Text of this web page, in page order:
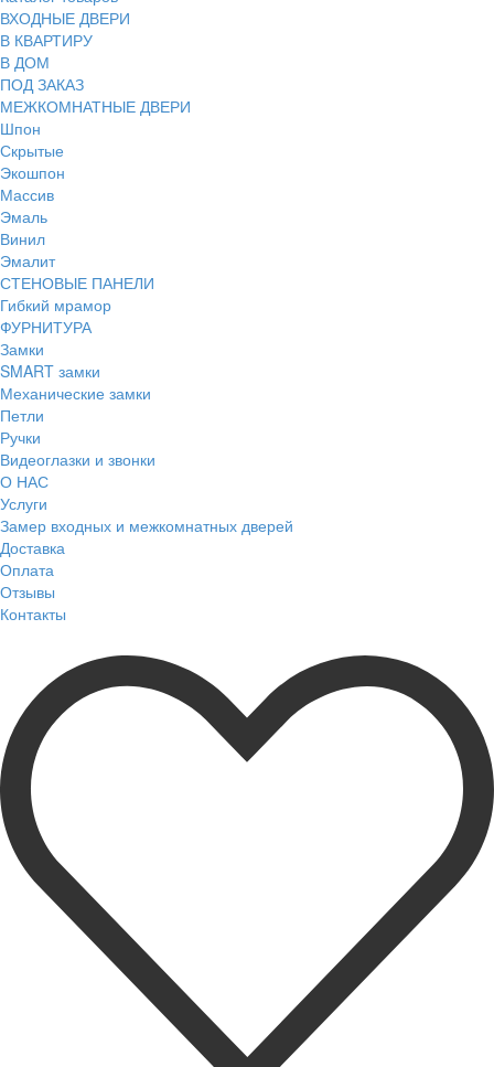
ВХОДНЫЕ ДВЕРИ
В КВАРТИРУ
В ДОМ
ПОД ЗАКАЗ
МЕЖКОМНАТНЫЕ ДВЕРИ
Шпон
Скрытые
Экошпон
Массив
Эмаль
Винил
Эмалит
СТЕНОВЫЕ ПАНЕЛИ
Гибкий мрамор
ФУРНИТУРА
Замки
SMART замки
Механические замки
Петли
Ручки
Видеоглазки и звонки
О НАС
Услуги
Замер входных и межкомнатных дверей
Доставка
Оплата
Отзывы
Контакты